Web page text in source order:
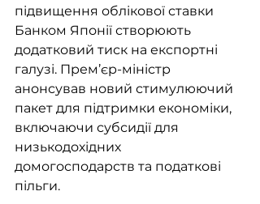
підвищення облікової ставки
Банком Японії створюють
додатковий тиск на експортні
галузі. Прем’єр-міністр
анонсував новий стимулюючий
пакет для підтримки економіки,
включаючи субсидії для
низькодохідних
домогосподарств та податкові
пільги.